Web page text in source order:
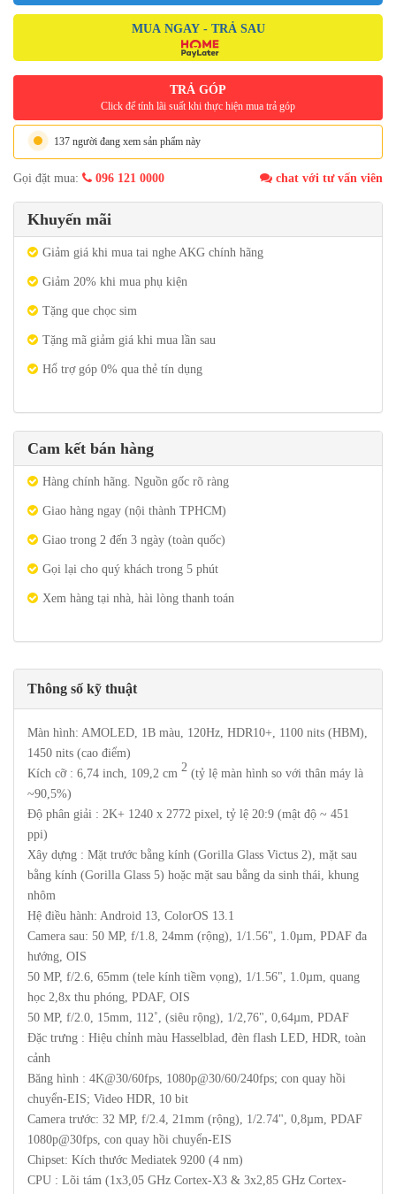
MUA NGAY - TRẢ SAU
TRẢ GÓP
Click để tính lãi suất khi thực hiện mua trả góp
137 người đang xem sản phẩm này
Gọi đặt mua: 096 121 0000 chat với tư vấn viên
Khuyến mãi
Giảm giá khi mua tai nghe AKG chính hãng
Giảm 20% khi mua phụ kiện
Tặng que chọc sim
Tặng mã giảm giá khi mua lần sau
Hổ trợ góp 0% qua thẻ tín dụng
Cam kết bán hàng
Hàng chính hãng. Nguồn gốc rõ ràng
Giao hàng ngay (nội thành TPHCM)
Giao trong 2 đến 3 ngày (toàn quốc)
Gọi lại cho quý khách trong 5 phút
Xem hàng tại nhà, hài lòng thanh toán
Thông số kỹ thuật
Màn hình: AMOLED, 1B màu, 120Hz, HDR10+, 1100 nits (HBM),
1450 nits (cao điểm)
Kích cỡ : 6,74 inch, 109,2 cm 2 (tỷ lệ màn hình so với thân máy là
~90,5%)
Độ phân giải : 2K+ 1240 x 2772 pixel, tỷ lệ 20:9 (mật độ ~ 451
ppi)
Xây dựng : Mặt trước bằng kính (Gorilla Glass Victus 2), mặt sau
bằng kính (Gorilla Glass 5) hoặc mặt sau bằng da sinh thái, khung
nhôm
Hệ điều hành: Android 13, ColorOS 13.1
Camera sau: 50 MP, f/1.8, 24mm (rộng), 1/1.56", 1.0µm, PDAF đa
hướng, OIS
50 MP, f/2.6, 65mm (tele kính tiềm vọng), 1/1.56", 1.0µm, quang
học 2,8x thu phóng, PDAF, OIS
50 MP, f/2.0, 15mm, 112˚, (siêu rộng), 1/2,76", 0,64µm, PDAF
Đặc trưng : Hiệu chỉnh màu Hasselblad, đèn flash LED, HDR, toàn
cảnh
Băng hình : 4K@30/60fps, 1080p@30/60/240fps; con quay hồi
chuyển-EIS; Video HDR, 10 bit
Camera trước: 32 MP, f/2.4, 21mm (rộng), 1/2.74", 0,8µm, PDAF
1080p@30fps, con quay hồi chuyển-EIS
Chipset: Kích thước Mediatek 9200 (4 nm)
CPU : Lõi tám (1x3,05 GHz Cortex-X3 & 3x2,85 GHz Cortex-